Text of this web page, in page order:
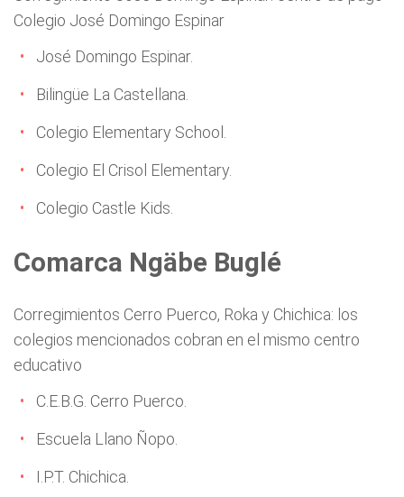
Colegio José Domingo Espinar
José Domingo Espinar.
Bilingüe La Castellana.
Colegio Elementary School.
Colegio El Crisol Elementary.
Colegio Castle Kids.
Comarca Ngäbe Buglé
Corregimientos Cerro Puerco, Roka y Chichica: los
colegios mencionados cobran en el mismo centro
educativo
C.E.B.G. Cerro Puerco.
Escuela Llano Ñopo.
I.P.T. Chichica.